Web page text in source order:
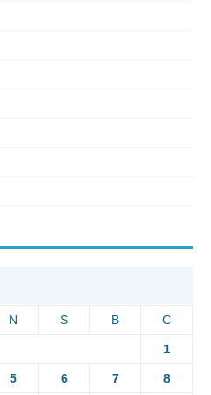
N S B C
1
5 6 7 8